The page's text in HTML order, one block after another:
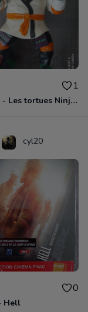
1
Figurine - Les tortues Ninja - Michelangelo
cyl20
0
Hell